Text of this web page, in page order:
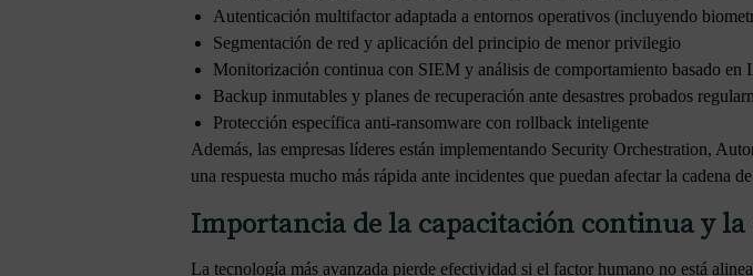
Autenticación multifactor adaptada a entornos operativos (incluyendo
Segmentación de red y aplicación del principio de menor privilegio
Monitorización continua con SIEM y análisis de comportamiento basado en
Backup inmutables y planes de recuperación ante desastres probados
Protección específica anti-ransomware con rollback inteligente
Además, las empresas líderes están implementando Security Orchestration,
una respuesta mucho más rápida ante incidentes que puedan afectar la cadena
Importancia de la capacitación continua y
La tecnología más avanzada pierde efectividad si el factor humano no está